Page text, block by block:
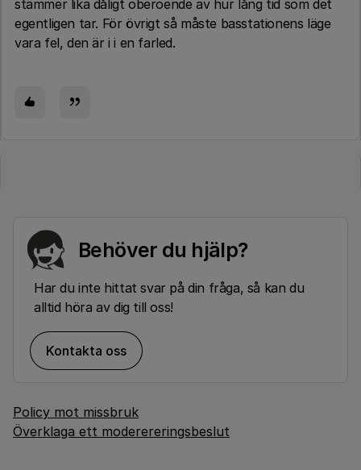
stämmer lika dåligt oberoende av hur lång tid som det
egentligen tar. För övrigt så måste basstationens läge
vara fel, den är i i en farled.
Behöver du hjälp?
Har du inte hittat svar på din fråga, så kan du
alltid höra av dig till oss!
Kontakta oss
Policy mot missbruk
Överklaga ett moderereringsbeslut